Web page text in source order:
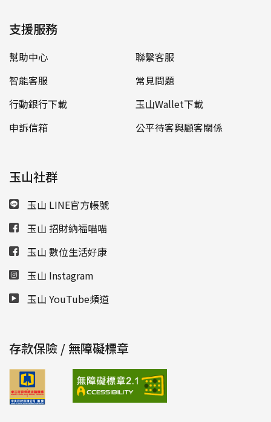
支援服務
幫助中心
聯繫客服
智能客服
常見問題
行動銀行下載
玉山Wallet下載
申訴信箱
公平待客與顧客關係
玉山社群
玉山 LINE官方帳號
玉山 招財納福喵喵
玉山 數位生活好康
玉山 Instagram
玉山 YouTube頻道
存款保險 / 無障礙標章